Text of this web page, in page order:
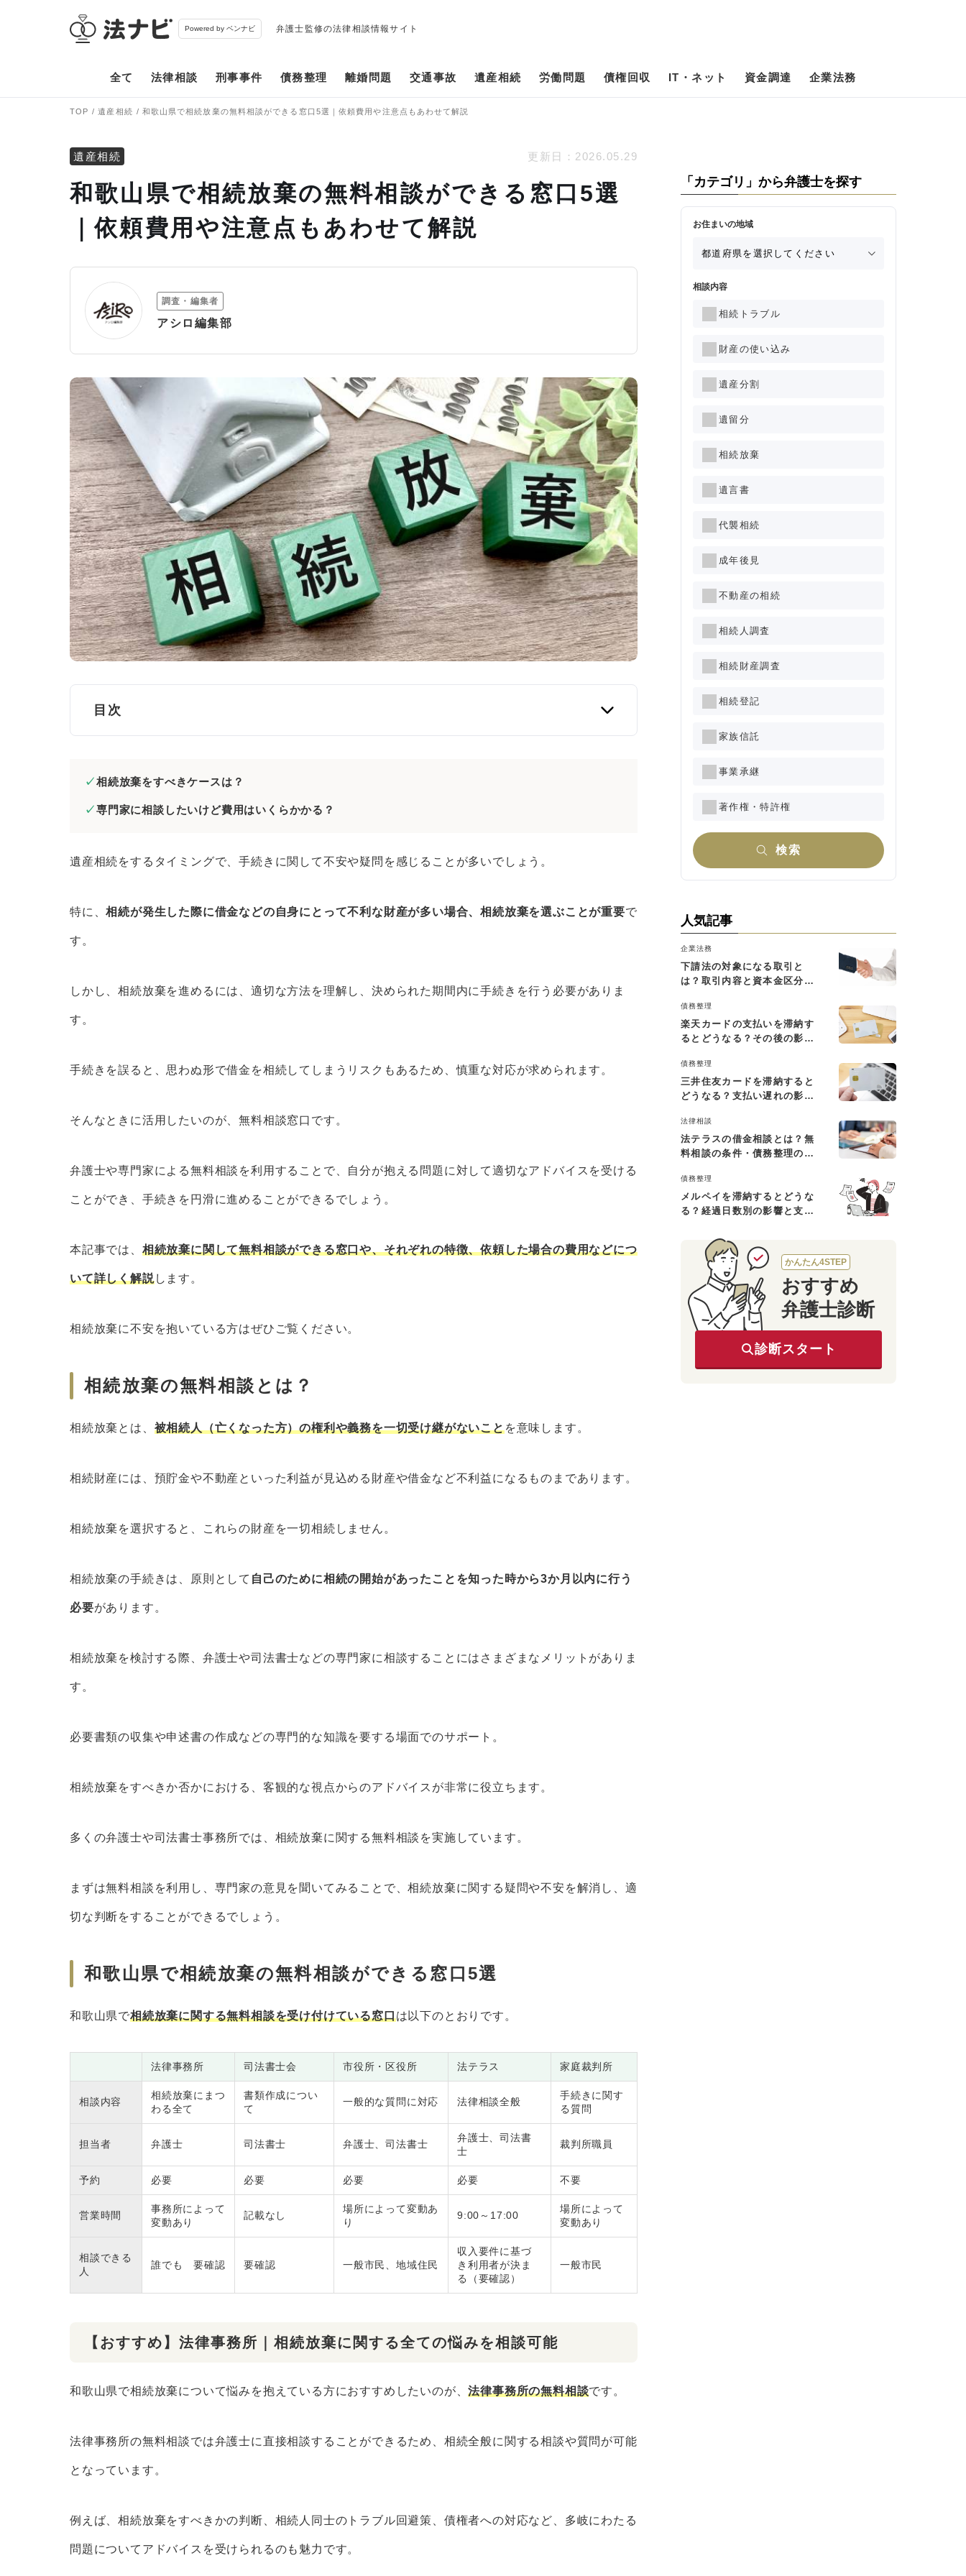
Powered by ベンナビ 弁護士監修の法律相談情報サイト
全て 法律相談 刑事事件 債務整理 離婚問題 交通事故 遺産相続 労働問題 債権回収 IT・ネット 資金調達 企業法務
TOP 遺産相続 和歌山県で相続放棄の無料相談ができる窓口5選｜依頼費用や注意点もあわせて解説
遺産相続 更新日： 2026.05.29
和歌山県で相続放棄の無料相談ができる窓口5選
｜依頼費用や注意点もあわせて解説
調査・編集者
アシロ編集部
目次
和歌山県で相続放棄の無料相談ができる窓口5選
【おすすめ】法律事務所｜相続放棄に関する全ての悩みを相談可能
市役所・区役所｜一般的な相談に対応可能
【弁護士に依頼した場合は約5万～10万円】
和歌山県で弁護士に相続放棄の依頼をして解決した事例を紹介
解決事例1 Aさん
解決事例3 Cさん
相続放棄に関するよくある質問5選
4. 相続放棄をすると、生命保険金や遺族年金は受け取れますか？
5. 相続放棄の手続きは自分でもできますか？弁護士や司法書士に依頼するメリット
さいごに｜和歌山県で相続放棄に悩んでいるならベンナビ相続がおすすめ
相続放棄をすべきケースは？
専門家に相談したいけど費用はいくらかかる？
遺産相続をするタイミングで、手続きに関して不安や疑問を感じることが多いでしょう。
特に、相続が発生した際に借金などの自身にとって不利な財産が多い場合、相続放棄を選ぶことが重要で
す。
しかし、相続放棄を進めるには、適切な方法を理解し、決められた期間内に手続きを行う必要がありま
す。
手続きを誤ると、思わぬ形で借金を相続してしまうリスクもあるため、慎重な対応が求められます。
そんなときに活用したいのが、無料相談窓口です。
弁護士や専門家による無料相談を利用することで、自分が抱える問題に対して適切なアドバイスを受ける
ことができ、手続きを円滑に進めることができるでしょう。
本記事では、 相続放棄に関して無料相談ができる窓口や、それぞれの特徴、依頼した場合の費用などにつ
いて詳しく解説します。
相続放棄に不安を抱いている方はぜひご覧ください。
相続放棄の無料相談とは？
相続放棄とは、 被相続人（亡くなった方）の権利や義務を一切受け継がないことを意味します。
相続財産には、預貯金や不動産といった利益が見込める財産や借金など不利益になるものまであります。
相続放棄を選択すると、これらの財産を一切相続しません。
相続放棄の手続きは、原則として 自己のために相続の開始があったことを知った時から3か月以内に行う
必要があります。
相続放棄を検討する際、弁護士や司法書士などの専門家に相談することにはさまざまなメリットがありま
す。
必要書類の収集や申述書の作成などの専門的な知識を要する場面でのサポート。
相続放棄をすべきか否かにおける、客観的な視点からのアドバイスが非常に役立ちます。
多くの弁護士や司法書士事務所では、相続放棄に関する無料相談を実施しています。
まずは無料相談を利用し、専門家の意見を聞いてみることで、相続放棄に関する疑問や不安を解消し、適
切な判断をすることができるでしょう。
和歌山県で相続放棄の無料相談ができる窓口5選
和歌山県で相続放棄に関する無料相談を受け付けている窓口は以下のとおりです。
法律事務所 司法書士会 市役所・区役所 法テラス 家庭裁判所
相談内容
相続放棄にまつ
わる全て
書類作成につい
て
一般的な質問に対応 法律相談全般
手続きに関す
る質問
担当者 弁護士 司法書士 弁護士、司法書士
弁護士、司法書
士
裁判所職員
予約 必要 必要 必要 必要 不要
営業時間
事務所によって
変動あり
記載なし
場所によって変動あ
り
9:00～17:00
場所によって
変動あり
相談できる
人
誰でも 要確認 要確認 一般市民、地域住民
収入要件に基づ
き利用者が決ま
る（要確認）
一般市民
【おすすめ】法律事務所｜相続放棄に関する全ての悩みを相談可能
和歌山県で相続放棄について悩みを抱えている方におすすめしたいのが、法律事務所の無料相談です。
法律事務所の無料相談では弁護士に直接相談することができるため、相続全般に関する相談や質問が可能
となっています。
例えば、相続放棄をすべきかの判断、相続人同士のトラブル回避策、債権者への対応など、多岐にわたる
問題についてアドバイスを受けられるのも魅力です。
「カテゴリ」から弁護士を探す
お住まいの地域
相談内容
相続トラブル
財産の使い込み
遺産分割
遺留分
相続放棄
遺言書
代襲相続
成年後見
不動産の相続
相続人調査
相続財産調査
相続登記
家族信託
事業承継
著作権・特許権
検索
人気記事
企業法務
下請法の対象になる取引と
は？取引内容と資本金区分に
債務整理
楽天カードの支払いを滞納す
るとどうなる？その後の影響
債務整理
三井住友カードを滞納すると
どうなる？支払い遅れの影響
法律相談
法テラスの借金相談とは？無
料相談の条件・債務整理の費
債務整理
メルペイを滞納するとどうな
る？経過日数別の影響と支払
かんたん4STEP
おすすめ
弁護士診断
診断スタート